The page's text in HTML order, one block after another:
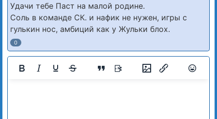
Удачи тебе Паст на малой родине.
Соль в команде СК. и нафик не нужен, игры с
гулькин нос, амбиций как у Жульки блох.
0